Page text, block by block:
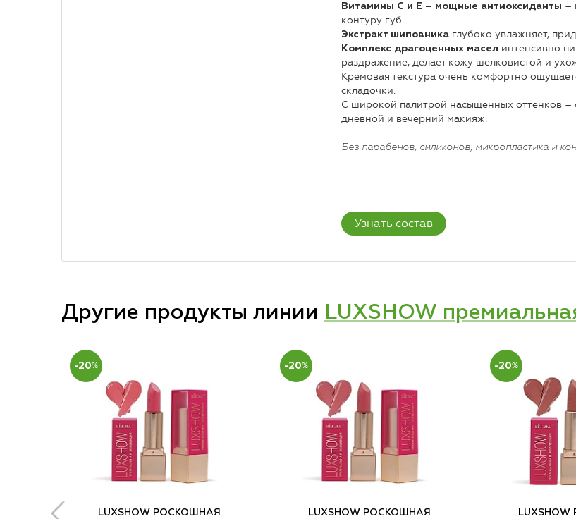
Витамины С и Е – мощные антиоксиданты –
контуру губ.
Экстракт шиповника глубоко увлажняет,
Комплекс драгоценных масел интенсивно
раздражение, делает кожу шелковистой и
Кремовая текстура очень комфортно
складочки.
С широкой палитрой насыщенных оттенков
дневной и вечерний макияж.
Без парабенов, силиконов, микропластика и
Узнать состав
Другие продукты линии LUXSHOW
-20%
LUXSHOW РОСКОШНАЯ
-20%
LUXSHOW РОСКОШНАЯ
-20%